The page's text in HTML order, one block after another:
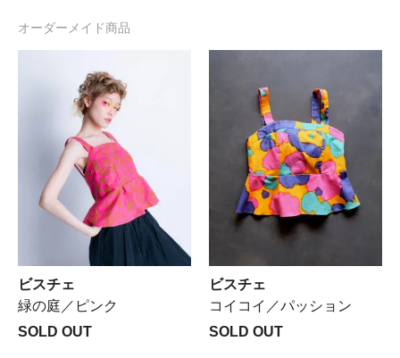
オーダーメイド商品
ビスチェ
緑の庭／ピンク
SOLD OUT
ビスチェ
コイコイ／パッション
SOLD OUT